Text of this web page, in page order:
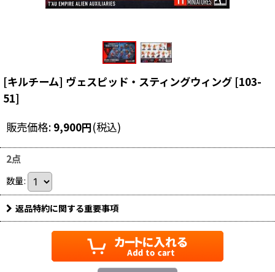
[キルチーム] ヴェスピッド・スティングウィング [103-
51]
販売価格: 9,900円(税込)
2点
数量:
返品特約に関する重要事項